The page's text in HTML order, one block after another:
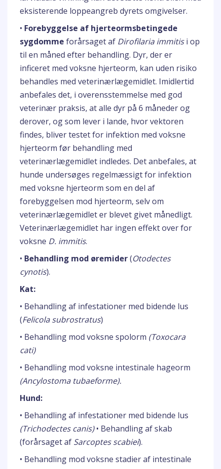
eksisterende loppeangreb dyrets omgivelser.
• Forebyggelse af hjerteormsbetingede
sygdomme forårsaget af Dirofilaria immitisi op
til en måned efter behandling. Dyr, der er
inficeret med voksne hjerteorm, kan uden risiko
behandles med veterinærlægemidlet. Imidlertid
anbefales det, i overensstemmelse med god
veterinær praksis, at alle dyr på 6 måneder og
derover, og som lever i lande, hvor vektoren
findes, bliver testet for infektion med voksne
hjerteorm før behandling med
veterinærlægemidlet indledes. Det anbefales, at
hunde undersøges regelmæssigt for infektion
med voksne hjerteorm som en del af
forebyggelsen mod hjerteorm, selv om
veterinærlægemidlet er blevet givet månedligt.
Veterinærlægemidlet har ingen effekt over for
voksne D. immitis.
• Behandling mod øremider(Otodectes
cynotis).
Kat:
• Behandling af infestationer med bidende lus
(Felicola subrostratus)
• Behandling mod voksne spolorm (Toxocara
cati)
• Behandling mod voksne intestinale hageorm
(Ancylostoma tubaeforme).
Hund:
• Behandling af infestationer med bidende lus
(Trichodectes canis)• Behandling af skab
(forårsaget af Sarcoptes scabiei).
• Behandling mod voksne stadier af intestinale